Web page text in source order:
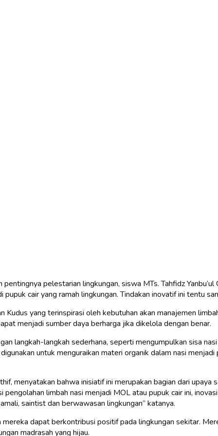
pelestarian lingkungan, siswa MTs. Tahfidz
cair yang ramah lingkungan. Tindakan inovatif ini tentu
Kudus yang terinspirasi oleh kebutuhan akan manajemen
menjadi sumber daya berharga jika dikelola dengan benar.
langkah-langkah sederhana, seperti mengumpulkan sisa
untuk menguraikan materi organik dalam nasi menjadi
menyatakan bahwa inisiatif ini merupakan bagian dari
limbah nasi menjadi MOL atau pupuk cair ini,
saintist dan berwawasan lingkungan” katanya.
dapat berkontribusi positif pada lingkungan sekitar.
madrasah yang hijau.